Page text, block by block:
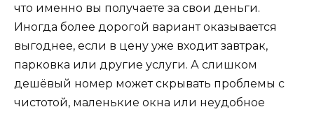
что именно вы получаете за свои деньги.
Иногда более дорогой вариант оказывается
выгоднее, если в цену уже входит завтрак,
парковка или другие услуги. А слишком
дешёвый номер может скрывать проблемы с
чистотой, маленькие окна или неудобное